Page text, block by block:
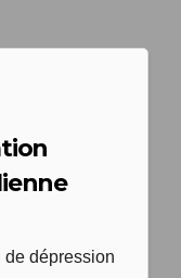
dépression
santé"